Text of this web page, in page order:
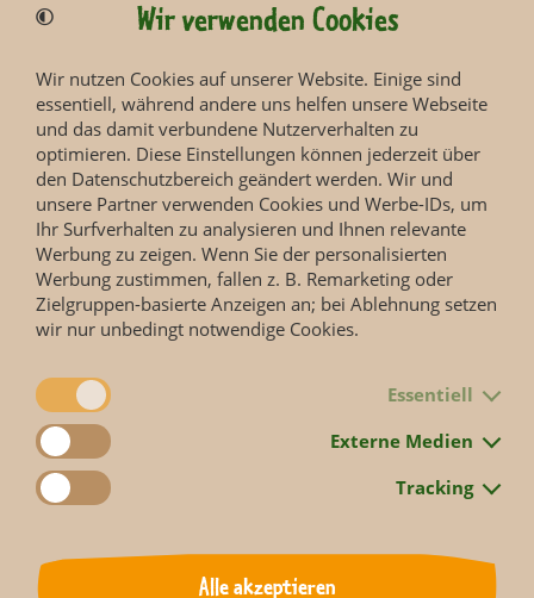
Giraffenjungtier lernt Mitbewohner
kennen.
Wir verwenden Cookies
Wir nutzen Cookies auf unserer Website. Einige sind
essentiell, während andere uns helfen unsere Webseite
und das damit verbundene Nutzerverhalten zu
optimieren. Diese Einstellungen können jederzeit über
den Datenschutzbereich geändert werden. Wir und
unsere Partner verwenden Cookies und Werbe-IDs, um
Ihr Surfverhalten zu analysieren und Ihnen relevante
Werbung zu zeigen. Wenn Sie der personalisierten
Werbung zustimmen, fallen z. B. Remarketing oder
Zielgruppen-basierte Anzeigen an; bei Ablehnung setzen
wir nur unbedingt notwendige Cookies.
Essentiell
Externe Medien
Tracking
Alle akzeptieren